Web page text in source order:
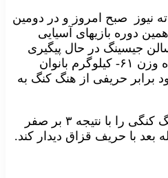
نیوز صبح امروز و در دومین
دوره بازیهای آسیایی
جیسینگ در حال پیگیری
است، فاطمه چالاکی نماینده وزن ۶۱- کیلوگرم بانوان
برابر حریفی از هنگ کنگ به
چالاکی توانست لی تینگ هنگ کنگی را با نتیجه ۳ بر صفر
بعد با حریف قزاق دیدار کند.